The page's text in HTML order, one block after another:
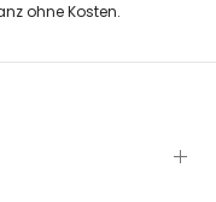
ohne Kosten.